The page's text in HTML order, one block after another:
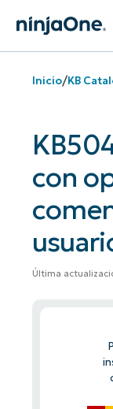
Inicio/KB
con
Última